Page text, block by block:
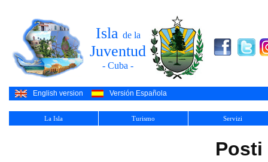
Isla de la
Juventud
- Cuba -
English version Versión Española
La Isla Turismo Servizi
Posti